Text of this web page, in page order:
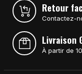
Retour
Contactez-
Livraison
À partir de